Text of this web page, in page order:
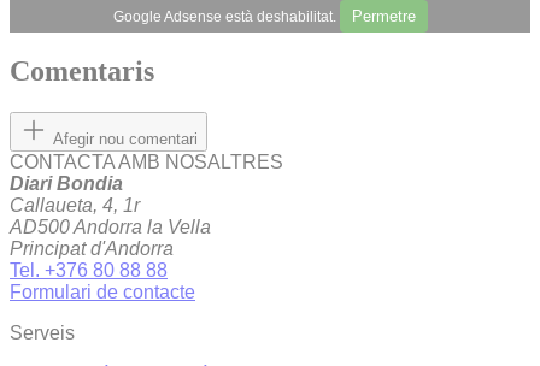
Google Adsense està deshabilitat. Permetre
Comentaris
Afegir nou comentari
CONTACTA AMB NOSALTRES
Diari Bondia
Callaueta, 4, 1r
AD500 Andorra la Vella
Principat d'Andorra
Tel. +376 80 88 88
Formulari de contacte
Serveis